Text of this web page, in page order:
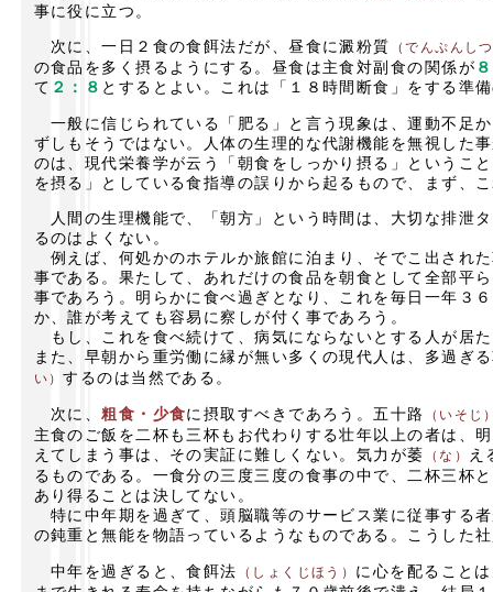
事に役に立つ。
次に、一日２食の食餌法だが、昼食に澱粉質 （でんぷんし
の食品を多く摂るようにする。昼食は主食対副食の関係が
て ２：８ とするとよい。これは「１８時間断食」をする準
一般に信じられている「肥る」と言う現象は、運動不足
ずしもそうではない。人体の生理的な代謝機能を無視した
のは、現代栄養学が云う「朝食をしっかり摂る」というこ
を摂る」としている食指導の誤りから起るもので、まず、
人間の生理機能で、「朝方」という時間は、大切な排泄
るのはよくない。
例えば、何処かのホテルか旅館に泊まり、そでこ出され
事である。果たして、あれだけの食品を朝食として全部平
事であろう。明らかに食べ過ぎとなり、これを毎日一年３
か、誰が考えても容易に察しが付く事であろう。
もし、これを食べ続けて、病気にならないとする人が居
また、早朝から重労働に縁が無い多くの現代人は、多過ぎ
い）するのは当然である。
次に、粗食・少食に摂取すべきであろう。五十路 （いそじ
主食のご飯を二杯も三杯もお代わりする壮年以上の者は、
えてしまう事は、その実証に難しくない。気力が萎
（な）
え
るものである。一食分の三度三度の食事の中で、二杯三杯
あり得ることは決してない。
特に中年期を過ぎて、頭脳職等のサービス業に従事する
の鈍重と無能を物語っているようなものである。こうした
中年を過ぎると、食餌法 （しょくじほう） に心を配ること